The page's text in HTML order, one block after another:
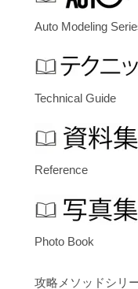
Auto Modeling
Technical Guide
Reference
Photo Book
攻略メソッドシリ